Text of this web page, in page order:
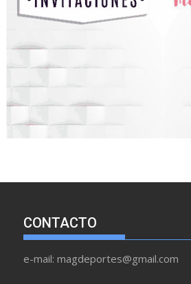
CONTACTO
e-mail: magdeportes@gmail.com